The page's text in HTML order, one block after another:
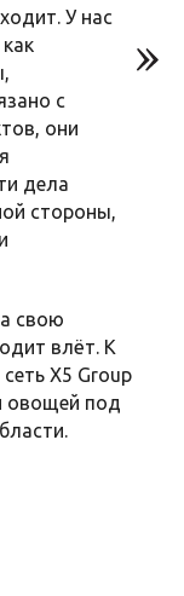
У нас
с
они
дела
стороны,
свою
влёт. К
X5 Group
овощей под